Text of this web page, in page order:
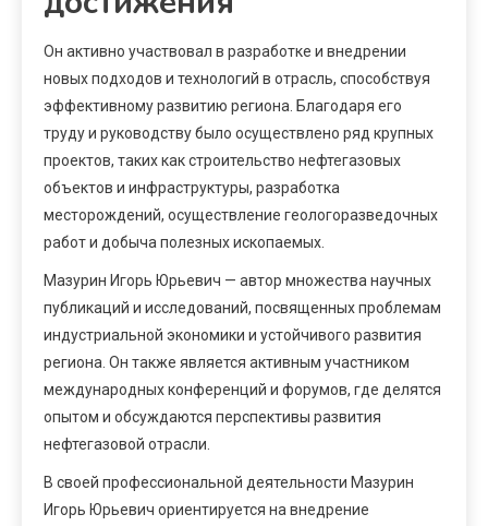
Он активно участвовал в разработке и внедрении
новых подходов и технологий в отрасль, способствуя
эффективному развитию региона. Благодаря его
труду и руководству было осуществлено ряд крупных
проектов, таких как строительство нефтегазовых
объектов и инфраструктуры, разработка
месторождений, осуществление геологоразведочных
работ и добыча полезных ископаемых.
Мазурин Игорь Юрьевич — автор множества научных
публикаций и исследований, посвященных проблемам
индустриальной экономики и устойчивого развития
региона. Он также является активным участником
международных конференций и форумов, где делятся
опытом и обсуждаются перспективы развития
нефтегазовой отрасли.
В своей профессиональной деятельности Мазурин
Игорь Юрьевич ориентируется на внедрение